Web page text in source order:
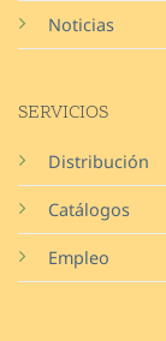
Noticias
SERVICIOS
Distribución
Catálogos
Empleo